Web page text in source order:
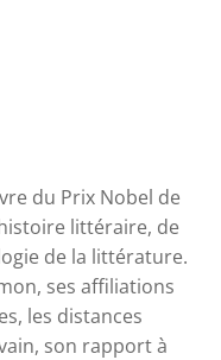
du Prix Nobel de
littéraire, de
de la littérature.
ses affiliations
les distances
son rapport à